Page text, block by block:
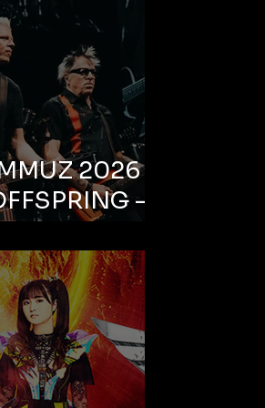
2026 –
–
Life Park